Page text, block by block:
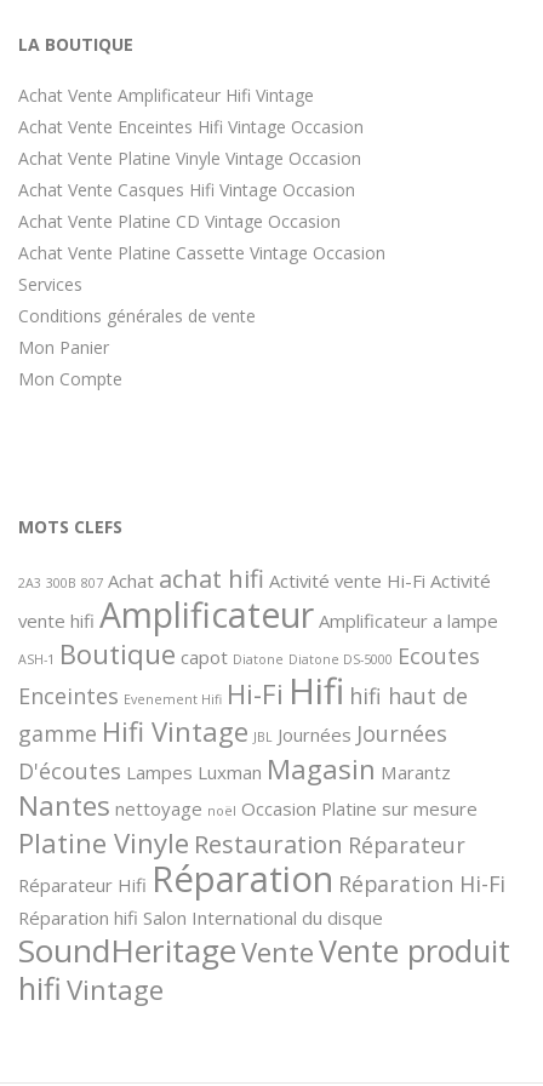
LA BOUTIQUE
Achat Vente Amplificateur Hifi Vintage
Achat Vente Enceintes Hifi Vintage Occasion
Achat Vente Platine Vinyle Vintage Occasion
Achat Vente Casques Hifi Vintage Occasion
Achat Vente Platine CD Vintage Occasion
Achat Vente Platine Cassette Vintage Occasion
Services
Conditions générales de vente
Mon Panier
Mon Compte
MOTS CLEFS
2A3 300B 807 Achat achat hifi Activité vente Hi-Fi Activité
vente hifi Amplificateur Amplificateur a lampe
ASH-1 Boutique capot Diatone Diatone DS-5000 Ecoutes
Enceintes Evenement Hifi Hi-Fi Hifi hifi haut de
gamme Hifi Vintage JBL Journées Journées
D'écoutes Lampes Luxman Magasin Marantz
Nantes nettoyage noël Occasion Platine sur mesure
Platine Vinyle Restauration Réparateur
Réparateur Hifi Réparation Réparation Hi-Fi
Réparation hifi Salon International du disque
SoundHeritageVenteVente produit
hifi Vintage